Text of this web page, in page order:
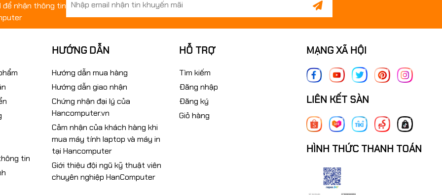
để nhận thông tin
tin
HƯỚNG DẪN
Hướng dẫn mua hàng
Hướng dẫn giao nhận
Chứng nhận đại lý của
Hancomputer.vn
Cảm nhận của khách hàng khi
mua máy tính laptop và máy in
tại Hancomputer
Giới thiệu đội ngũ kỹ thuật viên
chuyên nghiệp HanComputer
HỖ TRỢ
Tìm kiếm
Đăng nhập
Đăng ký
Giỏ hàng
MẠNG XÃ HỘI
LIÊN KẾT SÀN
HÌNH THỨC THANH TOÁN